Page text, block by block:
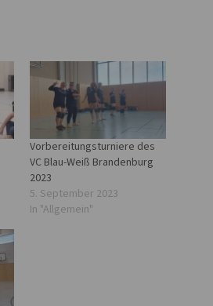
Vorbereitungsturniere des
VC Blau-Weiß Brandenburg
2023
5. September 2023
In "Allgemein"